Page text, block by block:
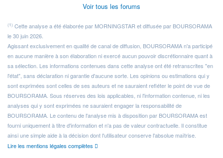
Voir tous les forums
(1) Cette analyse a été élaborée par MORNINGSTAR et diffusée par BOURSORAMA
le 30 juin 2026.
Agissant exclusivement en qualité de canal de diffusion, BOURSORAMA n'a participé
en aucune manière à son élaboration ni exercé aucun pouvoir discrétionnaire quant à
sa sélection. Les informations contenues dans cette analyse ont été retranscrites "en
l'état", sans déclaration ni garantie d'aucune sorte. Les opinions ou estimations qui y
sont exprimées sont celles de ses auteurs et ne sauraient refléter le point de vue de
BOURSORAMA. Sous réserves des lois applicables, ni l'information contenue, ni les
analyses qui y sont exprimées ne sauraient engager la responsabilité de
BOURSORAMA. Le contenu de l'analyse mis à disposition par BOURSORAMA est
fourni uniquement à titre d'information et n'a pas de valeur contractuelle. Il constitue
ainsi une simple aide à la décision dont l'utilisateur conserve l'absolue maîtrise.
Lire les mentions légales complètes